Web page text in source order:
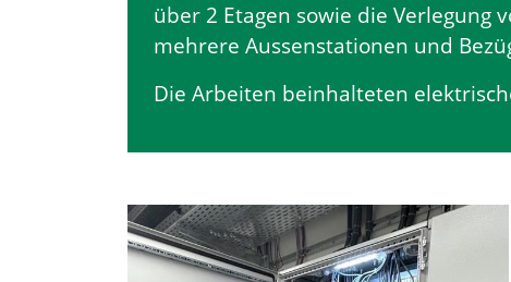
über 2 Etagen sowie die Verlegung
mehrere Aussenstationen und
Die Arbeiten beinhalteten